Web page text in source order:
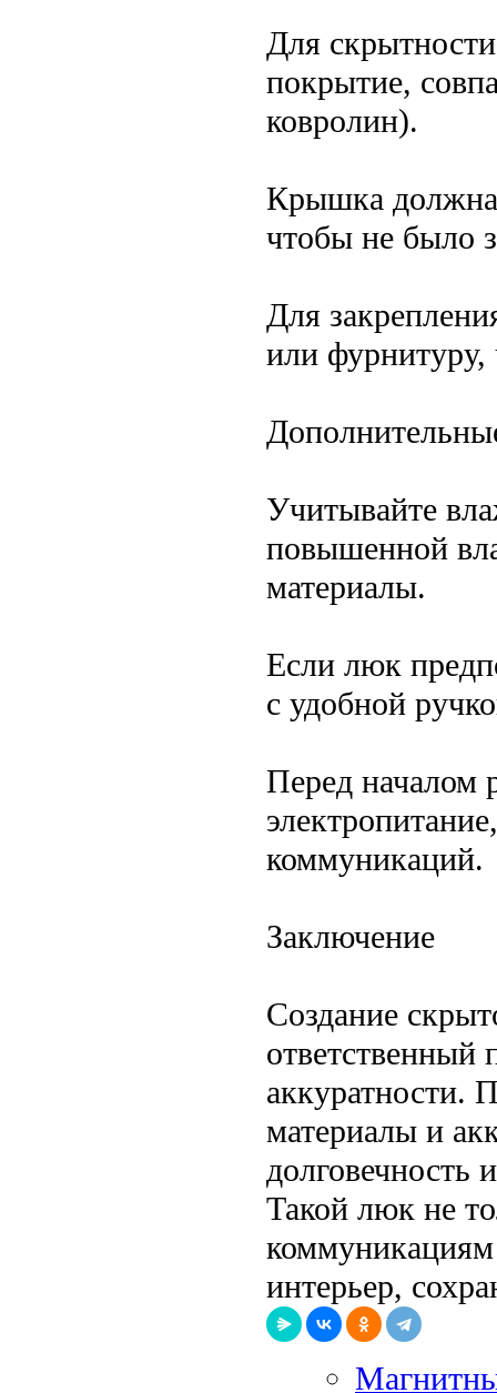
Для
покрытие,
ковролин).
Крышка должна
чтобы не было
Для
или фурнитуру,
Учитывайте
повышенной
материалы.
Если люк
с удобной
Перед началом
коммуникаций.
Заключение
Создание
ответственный
аккуратности.
материалы и
долговечность
Такой люк не
интерьер,